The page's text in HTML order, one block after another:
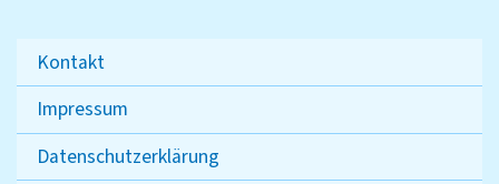
Kontakt
Impressum
Datenschutzerklärung